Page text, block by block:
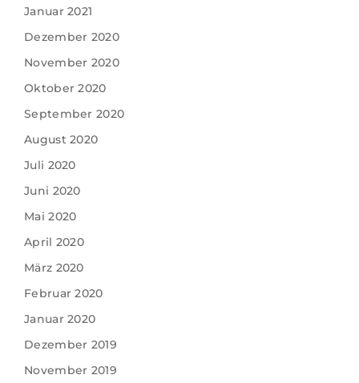
Januar 2021
Dezember 2020
November 2020
Oktober 2020
September 2020
August 2020
Juli 2020
Juni 2020
Mai 2020
April 2020
März 2020
Februar 2020
Januar 2020
Dezember 2019
November 2019